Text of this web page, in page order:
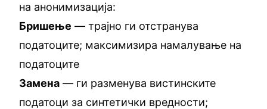
на анонимизација:
Бришење — трајно ги отстранува
податоците; максимизира намалување на
податоците
Замена — ги разменува вистинските
податоци за синтетички вредности;